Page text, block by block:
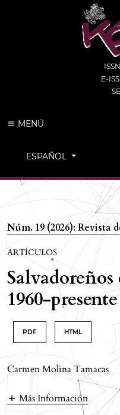
E-
MENÚ
CAMBIAR EL IDIOMA.
ESPAÑOL
Núm. 19 (2026):
ARTÍCULOS
Salvadoreños
1960-presente
PDF HTML
Carmen Molina Tamacas
Más Información